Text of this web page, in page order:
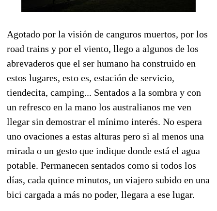
Agotado por la visión de canguros muertos, por los
road trains y por el viento, llego a algunos de los
abrevaderos que el ser humano ha construido en
estos lugares, esto es, estación de servicio,
tiendecita, camping... Sentados a la sombra y con
un refresco en la mano los australianos me ven
llegar sin demostrar el mínimo interés. No espera
uno ovaciones a estas alturas pero si al menos una
mirada o un gesto que indique donde está el agua
potable. Permanecen sentados como si todos los
días, cada quince minutos, un viajero subido en una
bici cargada a más no poder, llegara a ese lugar.